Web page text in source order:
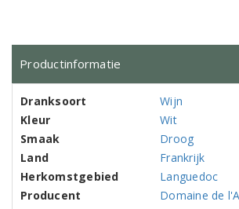
Productinformatie
Dranksoort
Wijn
Kleur
Wit
Smaak
Droog
Land
Frankrijk
Herkomstgebied
Languedoc
Producent
Domaine de